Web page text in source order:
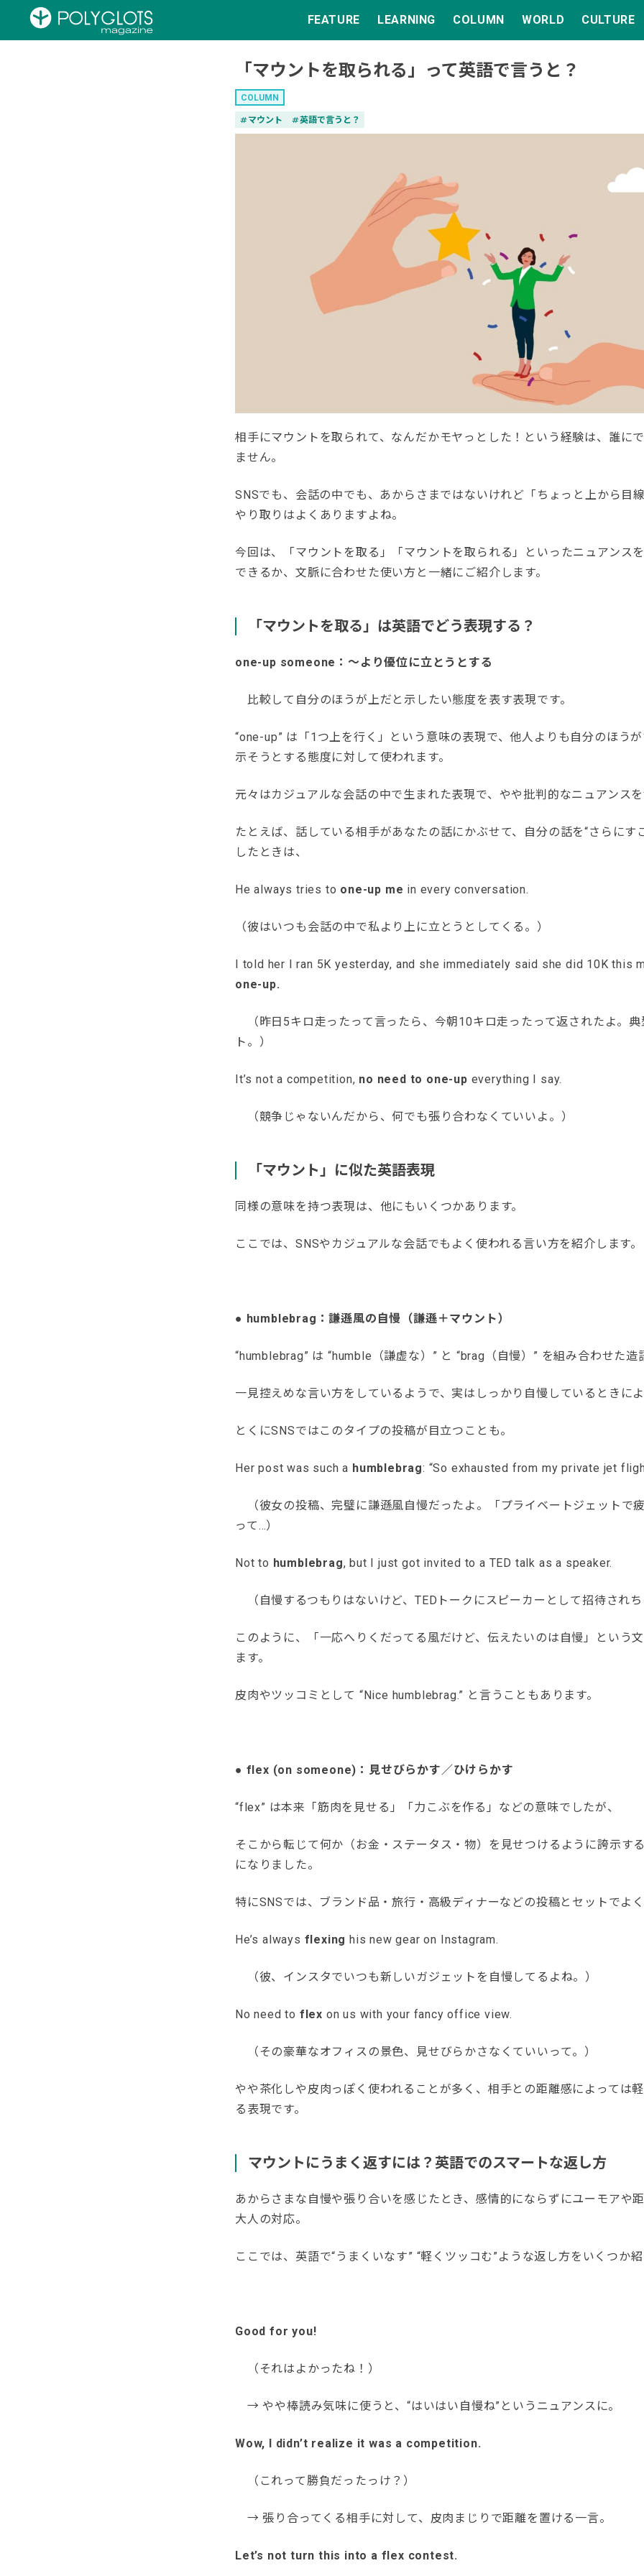
FEATURE LEARNING COLUMN WORLD CULTURE
「マウントを取られる」って英語で言うと？
COLUMN
tagマウント tag英語で言うと？
相手にマウントを取られて、なんだかモヤっとした！という経験は、誰に
ません。
SNSでも、会話の中でも、あからさまではないけれど「ちょっと上から目
やり取りはよくありますよね。
今回は、「マウントを取る」「マウントを取られる」といったニュアンス
できるか、文脈に合わせた使い方と一緒にご紹介します。
「マウントを取る」は英語でどう表現する？
one-up someone：〜より優位に立とうとする
比較して自分のほうが上だと示したい態度を表す表現です。
“one-up” は「1つ上を行く」という意味の表現で、他人よりも自分のほう
示そうとする態度に対して使われます。
元々はカジュアルな会話の中で生まれた表現で、やや批判的なニュアンスを
たとえば、話している相手があなたの話にかぶせて、自分の話を“さらにす
したときは、
He always tries to one-up me in every conversation.
（彼はいつも会話の中で私より上に立とうとしてくる。）
I told her I ran 5K yesterday, and she immediately said she did 10K this
one-up.
（昨日5キロ走ったって言ったら、今朝10キロ走ったって返されたよ。典
ト。）
It’s not a competition, no need to one-up everything I say.
（競争じゃないんだから、何でも張り合わなくていいよ。）
「マウント」に似た英語表現
同様の意味を持つ表現は、他にもいくつかあります。
ここでは、SNSやカジュアルな会話でもよく使われる言い方を紹介します。
● humblebrag：謙遜風の自慢（謙遜＋マウント）
“humblebrag” は “humble（謙虚な）” と “brag（自慢）” を組み合わせた造
一見控えめな言い方をしているようで、実はしっかり自慢しているときによ
とくにSNSではこのタイプの投稿が目立つことも。
Her post was such a humblebrag: “So exhausted from my private jet
（彼女の投稿、完璧に謙遜風自慢だったよ。「プライベートジェットで疲
って…）
Not to humblebrag, but I just got invited to a TED talk as a speaker.
（自慢するつもりはないけど、TEDトークにスピーカーとして招待されち
このように、「一応へりくだってる風だけど、伝えたいのは自慢」という
ます。
皮肉やツッコミとして “Nice humblebrag.” と言うこともあります。
● flex (on someone)：見せびらかす／ひけらかす
“flex” は本来「筋肉を見せる」「力こぶを作る」などの意味でしたが、
そこから転じて何か（お金・ステータス・物）を見せつけるように誇示す
になりました。
特にSNSでは、ブランド品・旅行・高級ディナーなどの投稿とセットでよく
He’s always flexing his new gear on Instagram.
（彼、インスタでいつも新しいガジェットを自慢してるよね。）
No need to flex on us with your fancy office view.
（その豪華なオフィスの景色、見せびらかさなくていいって。）
やや茶化しや皮肉っぽく使われることが多く、相手との距離感によっては
る表現です。
マウントにうまく返すには？英語でのスマートな返し方
あからさまな自慢や張り合いを感じたとき、感情的にならずにユーモアや
大人の対応。
ここでは、英語で“うまくいなす” “軽くツッコむ”ような返し方をいくつか紹
Good for you!
（それはよかったね！）
→ やや棒読み気味に使うと、“はいはい自慢ね”というニュアンスに。
Wow, I didn’t realize it was a competition.
（これって勝負だったっけ？）
→ 張り合ってくる相手に対して、皮肉まじりで距離を置ける一言。
Let’s not turn this into a flex contest.